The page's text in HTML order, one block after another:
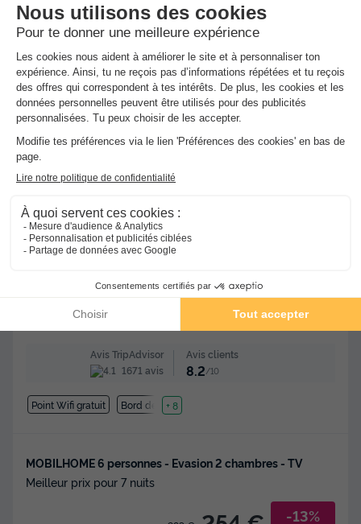
464 €
Voir les hébergements
Saint Georges D'oléron ]0, 1[ (24,3 m de Le Bois Plage
en Re) | [1, Inf[ (24,3 km de Le Bois Plage en Re)
Avis TripAdvisor
1671 avis
Avis clients
8.2/10
Point Wifi gratuit Bord de mer
+ 8
MOBILHOME 6 personnes - Evasion 2 chambres - TV
Meilleur prix pour 7 nuits
-13%